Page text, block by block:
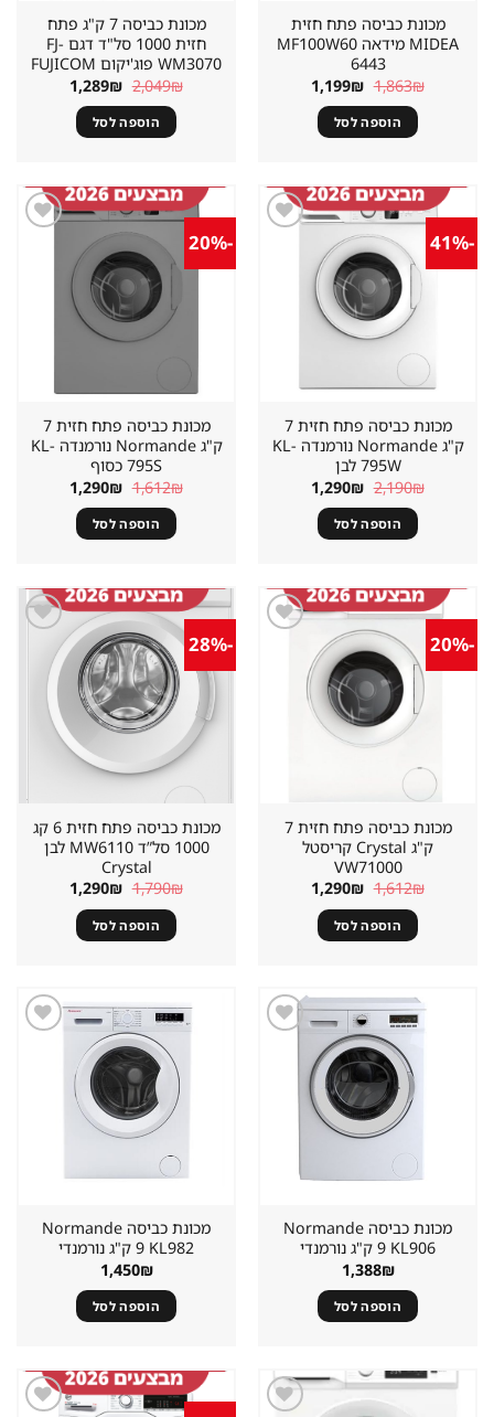
מכונת כביסה פתח חזית
MIDEA מידאה MF100W60
6443
1,863₪ המחיר
המקורי
היה:
1,863₪.
1,199₪ המחיר
הוספה לסל
מכונת כביסה 7 ק"ג פתח
חזית 1000 סל"ד דגם FJ-
WM3070 פוג'יקום FUJICOM
2,049₪ המחיר
המקורי
היה:
2,049₪.
1,289₪ המחיר
הוספה לסל
-41%
מכונת כביסה פתח חזית 7
ק"ג Normande נורמנדה KL-
795W לבן
2,190₪ המחיר
המקורי
היה:
2,190₪.
1,290₪ המחיר
הוספה לסל
-20%
מכונת כביסה פתח חזית 7
ק"ג Normande נורמנדה KL-
795S כסוף
1,612₪ המחיר
המקורי
היה:
1,612₪.
1,290₪ המחיר
הוספה לסל
-20%
מכונת כביסה פתח חזית 7
ק"ג Crystal קריסטל
VW71000
1,612₪ המחיר
המקורי
היה:
1,612₪.
1,290₪ המחיר
הוספה לסל
-28%
במועדפים
מכונת כביסה פתח חזית 6 קג
1000 סל”ד MW6110 לבן
Crystal
1,790₪ המחיר
המקורי
היה:
1,790₪.
1,290₪ המחיר
הוספה לסל
מכונת כביסה Normande
KL906 ‏9 ‏ק"ג נורמנדי
1,388₪
הוספה לסל
מכונת כביסה Normande
KL982 ‏9 ‏ק"ג נורמנדי
1,450₪
הוספה לסל